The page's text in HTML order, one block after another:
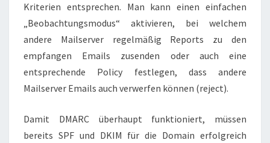
Kriterien entsprechen. Man kann einen einfachen
„Beobachtungsmodus“ aktivieren, bei welchem
andere Mailserver regelmäßig Reports zu den
empfangen Emails zusenden oder auch eine
entsprechende Policy festlegen, dass andere
Mailserver Emails auch verwerfen können (reject).
Damit DMARC überhaupt funktioniert, müssen
bereits SPF und DKIM für die Domain erfolgreich